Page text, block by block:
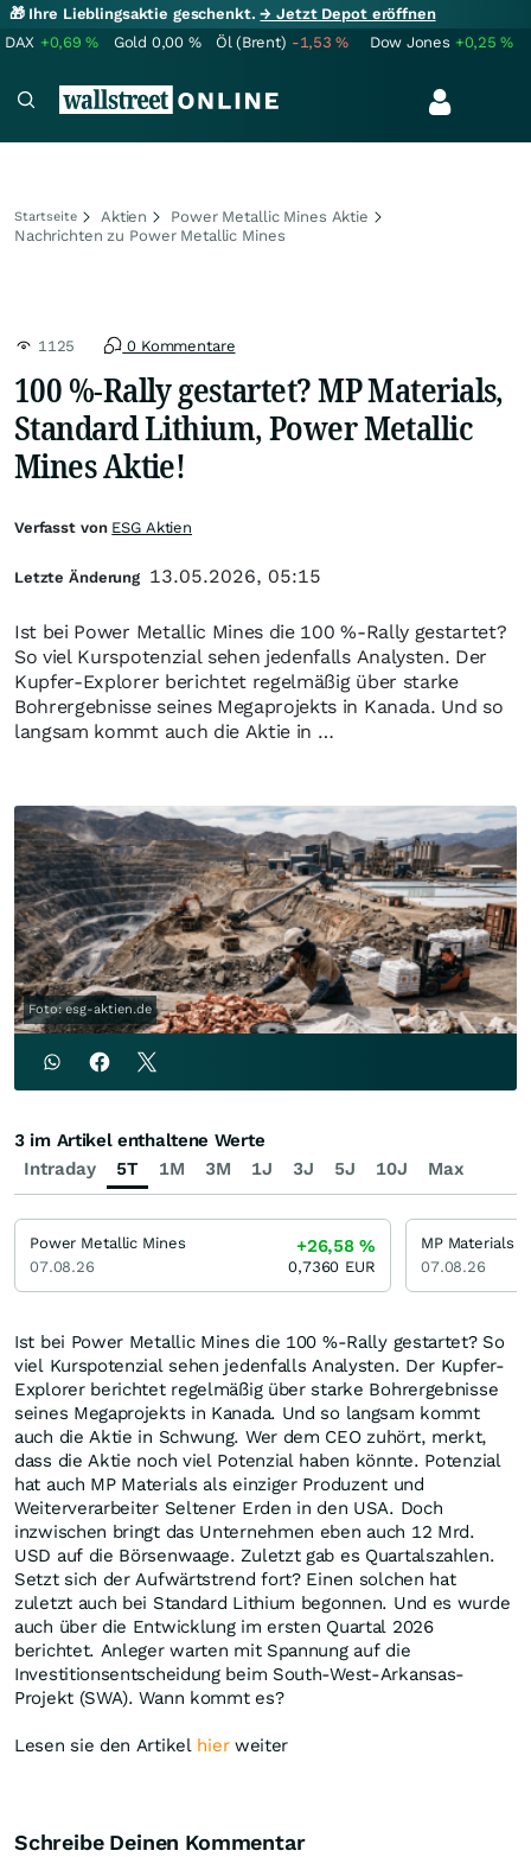
🎁 Ihre Lieblingsaktie geschenkt.→ Jetzt Depot eröffnen
DAX +0,69% Gold 0,00 % Öl (Brent) -1,53% Dow Jones +0,25%
Startseite Aktien
Power Metallic Mines Aktie
Nachrichten zu Power Metallic Mines
1125 0 Kommentare
100 %-Rally gestartet? MP Materials,
Standard Lithium, Power Metallic
Mines Aktie!
Ist bei Power Metallic Mines die 100 %-Rally gestartet?
So viel Kurspotenzial sehen jedenfalls Analysten. Der
Kupfer-Explorer berichtet regelmäßig über starke
Bohrergebnisse seines Megaprojekts in Kanada. Und so
langsam kommt auch die Aktie in …
Foto: esg-aktien.de
Ist bei Power Metallic Mines die 100 %-Rally gestartet? So
viel Kurspotenzial sehen jedenfalls Analysten. Der Kupfer-
Explorer berichtet regelmäßig über starke Bohrergebnisse
seines Megaprojekts in Kanada. Und so langsam kommt
auch die Aktie in Schwung. Wer dem CEO zuhört, merkt,
dass die Aktie noch viel Potenzial haben könnte. Potenzial
hat auch MP Materials als einziger Produzent und
Weiterverarbeiter Seltener Erden in den USA. Doch
inzwischen bringt das Unternehmen eben auch 12 Mrd.
USD auf die Börsenwaage. Zuletzt gab es Quartalszahlen.
Setzt sich der Aufwärtstrend fort? Einen solchen hat
zuletzt auch bei Standard Lithium begonnen. Und es wurde
auch über die Entwicklung im ersten Quartal 2026
berichtet. Anleger warten mit Spannung auf die
Investitionsentscheidung beim South-West-Arkansas-
Projekt (SWA). Wann kommt es?
Lesen sie den Artikel hierweiter
Schreibe Deinen Kommentar
Verfasst von ESG Aktien
Letzte Änderung 13.05.2026, 05:15
Intraday 5T 1M 3M 1J 3J 5J 10J Max
3 im Artikel enthaltene Werte
Power Metallic Mines
07.08.26
+26,58%
0,7360 EUR 07.08.26